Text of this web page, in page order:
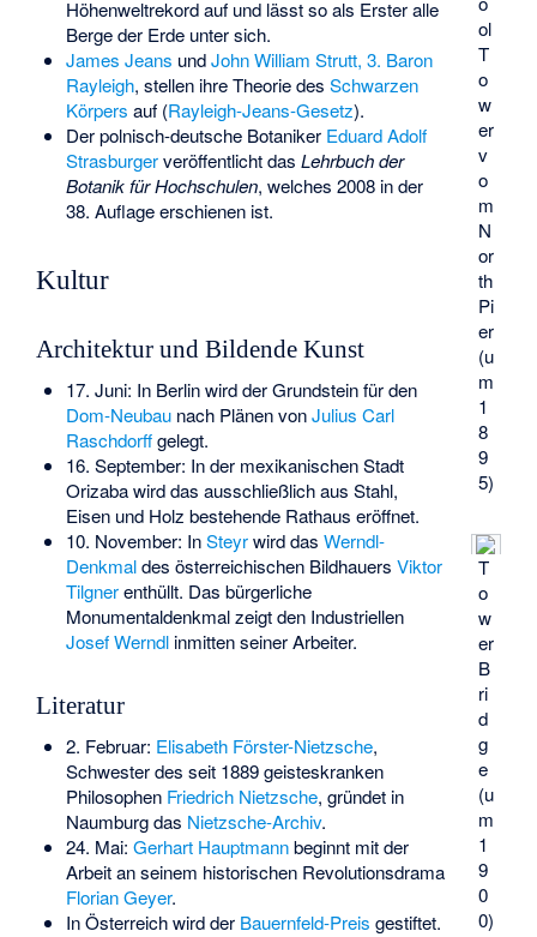
ol
T
o
w
er
v
o
m
N
or
th
Pi
er
(u
m
1
8
9
5)
T
o
w
er
B
ri
d
g
e
(u
m
1
9
0
0)
Höhenweltrekord auf und lässt so als Erster alle
Berge der Erde unter sich.
James Jeans undJohn William Strutt, 3. Baron
Rayleigh, stellen ihre Theorie des Schwarzen
Körpers auf (Rayleigh-Jeans-Gesetz).
Der polnisch-deutsche Botaniker Eduard Adolf
Strasburgerveröffentlicht das Lehrbuch der
Botanik für Hochschulen, welches 2008 in der
38. Auflage erschienen ist.
Kultur
Architektur und Bildende Kunst
17. Juni: In Berlin wird der Grundstein für den
Dom-Neubaunach Plänen vonJulius Carl
Raschdorffgelegt.
16. September: In der mexikanischen Stadt
Orizaba wird das ausschließlich aus Stahl,
Eisen und Holz bestehende Rathaus eröffnet.
10. November: InSteyrwird das Werndl-
Denkmaldes österreichischen Bildhauers Viktor
Tilgnerenthüllt. Das bürgerliche
Monumentaldenkmal zeigt den Industriellen
Josef Werndlinmitten seiner Arbeiter.
Literatur
2. Februar: Elisabeth Förster-Nietzsche,
Schwester des seit 1889 geisteskranken
Philosophen Friedrich Nietzsche, gründet in
Naumburg das Nietzsche-Archiv.
24. Mai: Gerhart Hauptmannbeginnt mit der
Arbeit an seinem historischen Revolutionsdrama
Florian Geyer.
In Österreich wird der Bauernfeld-Preis gestiftet.